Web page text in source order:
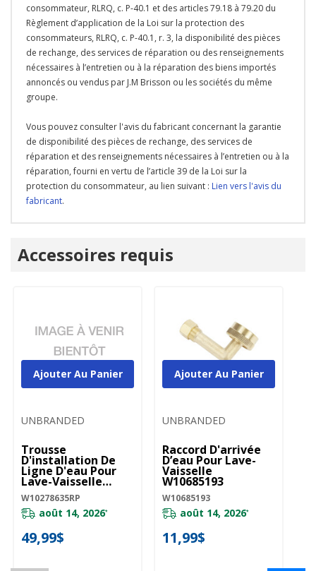
consommateur, RLRQ, c. P-40.1 et des articles 79.18 à 79.20 du
Règlement d’application de la Loi sur la protection des
consommateurs, RLRQ, c. P-40.1, r. 3, la disponibilité des pièces
de rechange, des services de réparation ou des renseignements
nécessaires à l’entretien ou à la réparation des biens importés
annoncés ou vendus par J.M Brisson ou les sociétés du même
groupe.
Vous pouvez consulter l'avis du fabricant concernant la garantie
de disponibilité des pièces de rechange, des services de
réparation et des renseignements nécessaires à l’entretien ou à la
réparation, fourni en vertu de l’article 39 de la Loi sur la
protection du consommateur, au lien suivant : Lien vers l'avis du
fabricant.
personnalisé
Accessoires requis
UNBRANDED
Trousse
D'installation De
Ligne D'eau Pour
Lave-Vaisselle
W10278635RP
W10278635RP
août 14, 2026*
49,99$
Ajouter Au Panier
UNBRANDED
Raccord D'arrivée
D’eau Pour Lave-
Vaisselle
W10685193
W10685193
août 14, 2026*
11,99$
Ajouter Au Panier